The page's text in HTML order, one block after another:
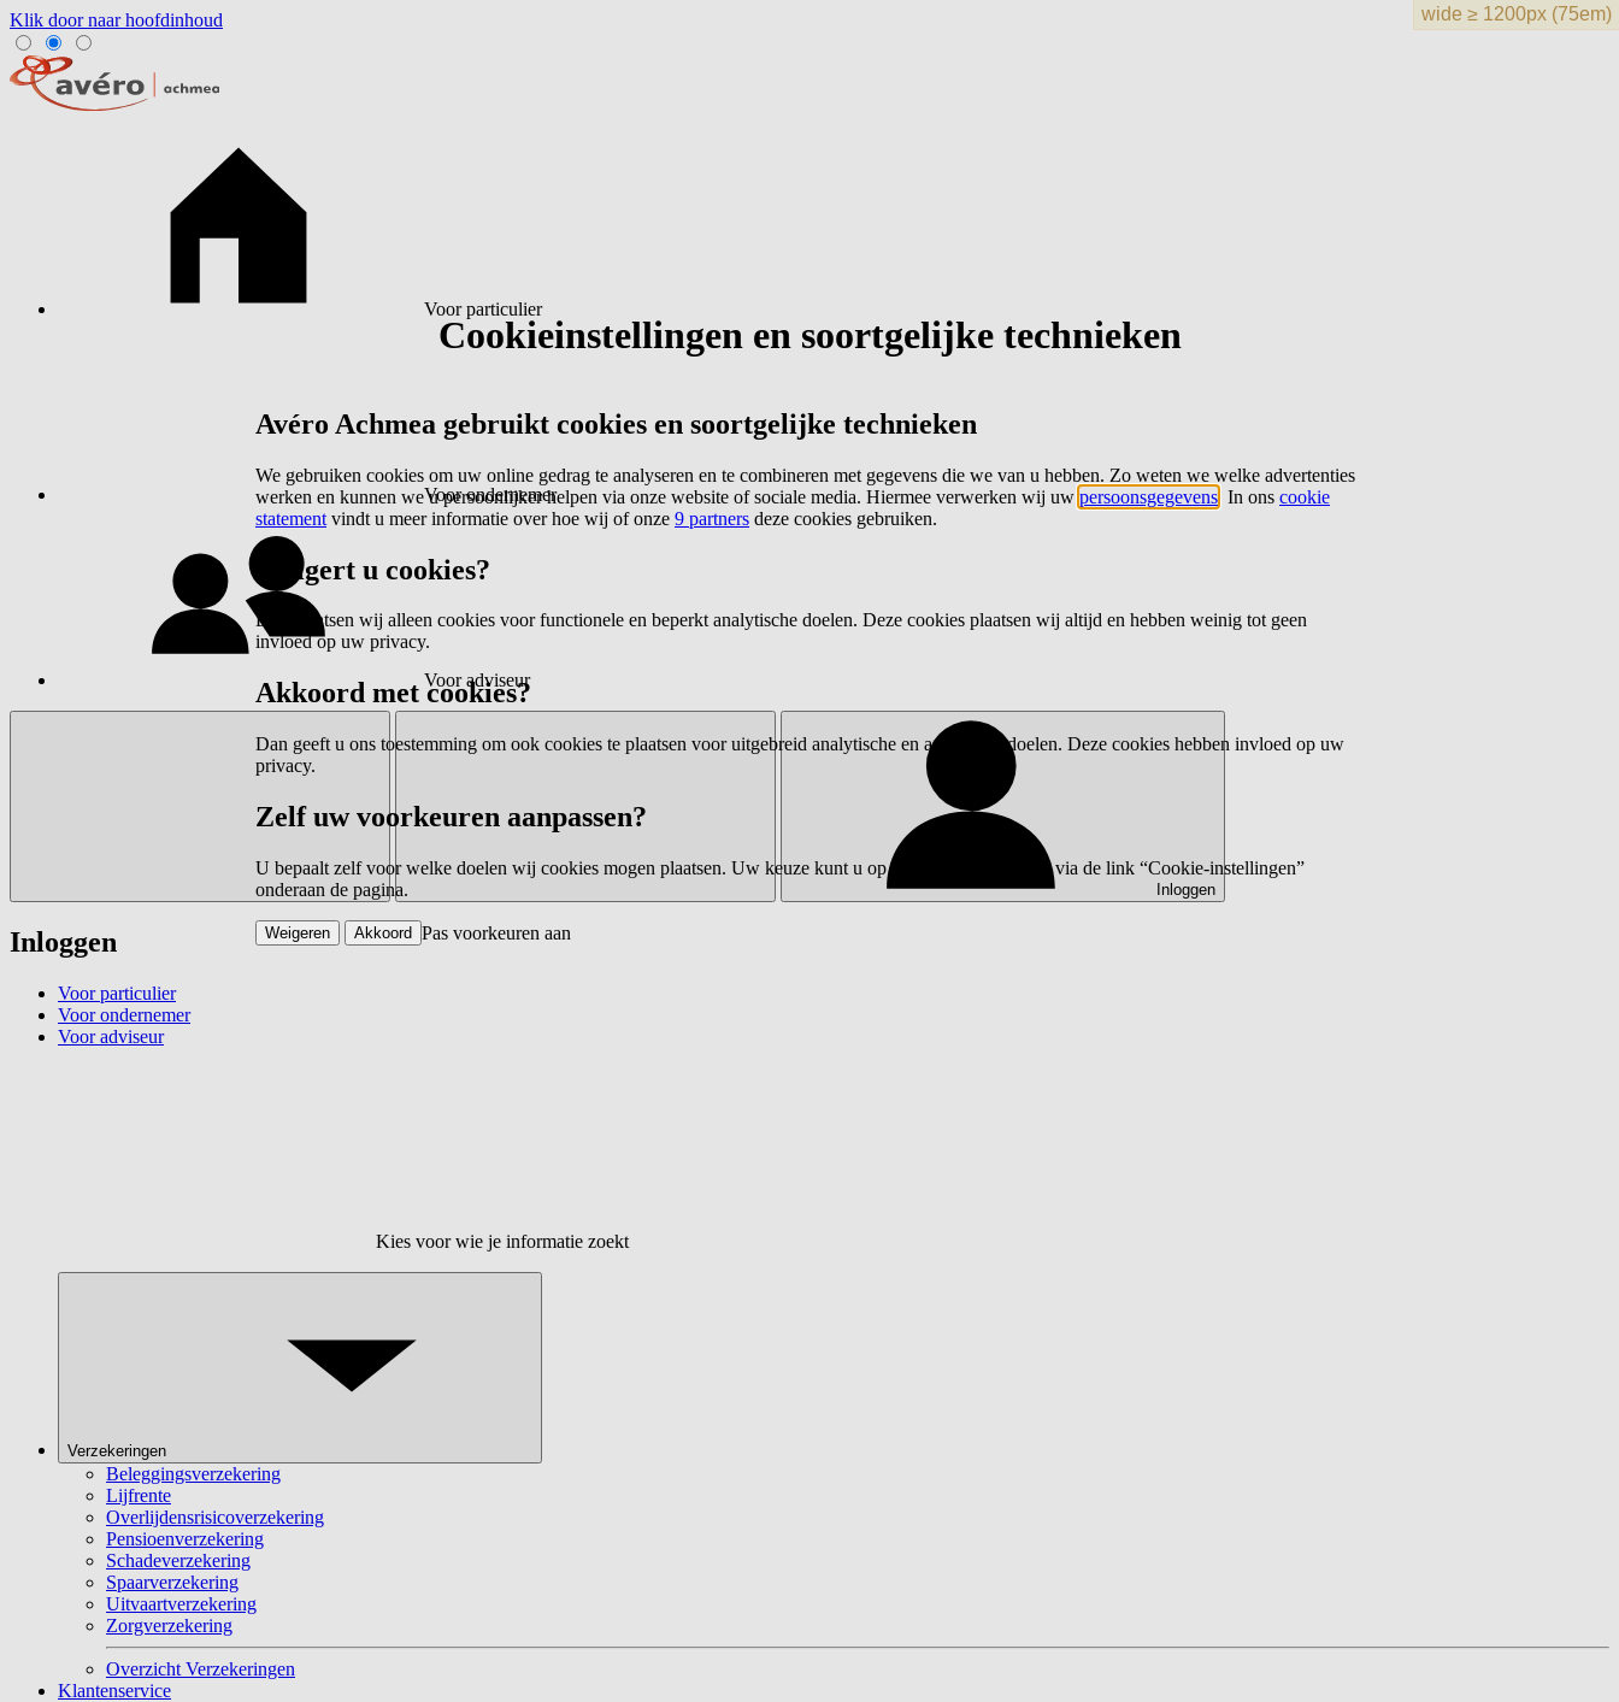
Klik door naar hoofdinhoud
Voor particulier
Voor ondernemer
Voor adviseur
Inloggen
Inloggen
Voor particulier
Voor ondernemer
Voor adviseur
Kies voor wie je informatie zoekt
Verzekeringen
Beleggingsverzekering
Lijfrente
Overlijdensrisicoverzekering
Pensioenverzekering
Schadeverzekering
Spaarverzekering
Uitvaartverzekering
Zorgverzekering
Overzicht Verzekeringen
Klantenservice
Cookieinstellingen en soortgelijke technieken
Avéro Achmea gebruikt cookies en soortgelijke technieken
We gebruiken cookies om uw online gedrag te analyseren en te combineren met gegevens die we van u hebben. Zo weten we welke advertenties
werken en kunnen we u persoonlijker helpen via onze website of sociale media. Hiermee verwerken wij uw persoonsgegevens . In ons cookie
statement vindt u meer informatie over hoe wij of onze 9 partners deze cookies gebruiken.
Weigert u cookies?
Dan plaatsen wij alleen cookies voor functionele en beperkt analytische doelen. Deze cookies plaatsen wij altijd en hebben weinig tot geen
invloed op uw privacy.
Akkoord met cookies?
Dan geeft u ons toestemming om ook cookies te plaatsen voor uitgebreid analytische en advertentiedoelen. Deze cookies hebben invloed op uw
privacy.
Zelf uw voorkeuren aanpassen?
U bepaalt zelf voor welke doelen wij cookies mogen plaatsen. Uw keuze kunt u op elk moment wijzigen via de link “Cookie-instellingen”
onderaan de pagina.
Pas voorkeuren aan
Weigeren Akkoord